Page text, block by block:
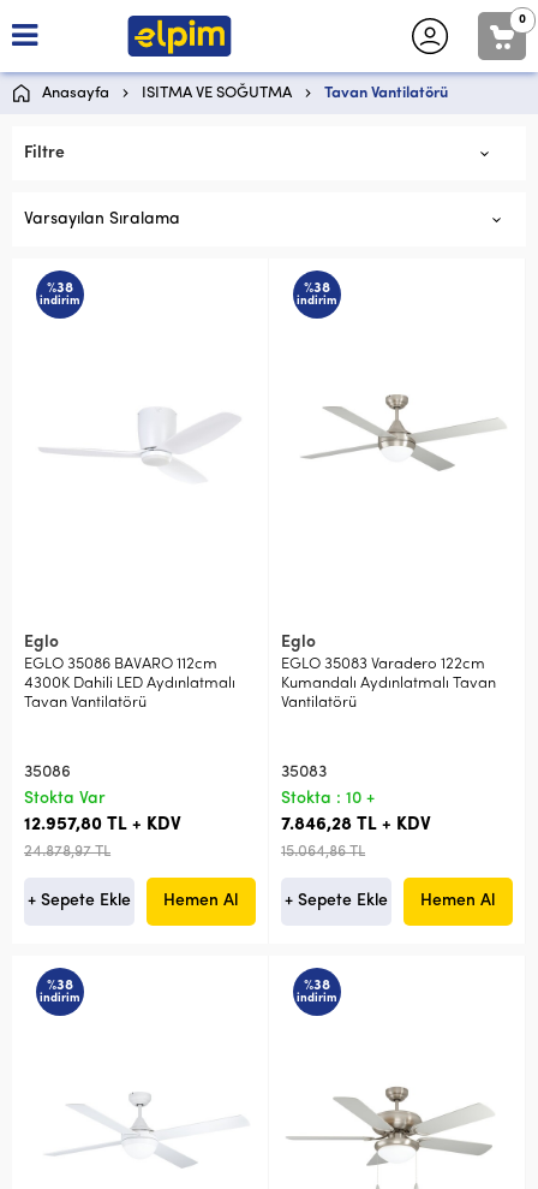
0
Anasayfa ISITMA VE SOĞUTMA Tavan Vantilatörü
Filtre
Varsayılan Sıralama
%38
indirim
Eglo
EGLO 35086 BAVARO 112cm
4300K Dahili LED Aydınlatmalı
Tavan Vantilatörü
35086
Stokta Var
12.957,80 TL + KDV
24.878,97 TL
+ Sepete Ekle Hemen Al
%38
indirim
Eglo
EGLO 35083 Varadero 122cm
Kumandalı Aydınlatmalı Tavan
Vantilatörü
35083
Stokta : 10 +
7.846,28 TL + KDV
15.064,86 TL
+ Sepete Ekle Hemen Al
%38
indirim
%38
indirim